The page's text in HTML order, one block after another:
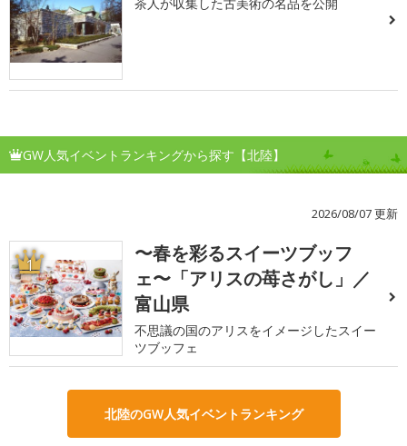
GW人気イベントランキングから探す【北陸】
2026/08/07 更新
1
〜春を彩るスイーツブッフ
ェ〜「アリスの苺さがし」／
富山県
不思議の国のアリスをイメージしたスイー
ツブッフェ
北陸のGW人気イベントランキング